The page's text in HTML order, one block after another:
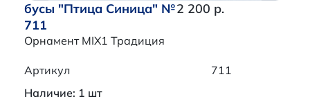
бусы "Птица Синица" №
711
Орнамент MIX1 Традиция
2 200 р.
Артикул
711
Наличие: 1 шт